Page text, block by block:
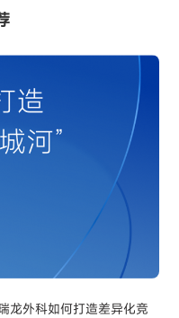
龙外科如何打造差异化竞